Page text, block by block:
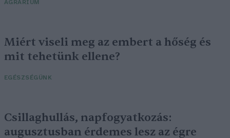
AGRÁRIUM
Miért viseli meg az embert a hőség és
mit tehetünk ellene?
EGÉSZSÉGÜNK
Csillaghullás, napfogyatkozás:
augusztusban érdemes lesz az égre